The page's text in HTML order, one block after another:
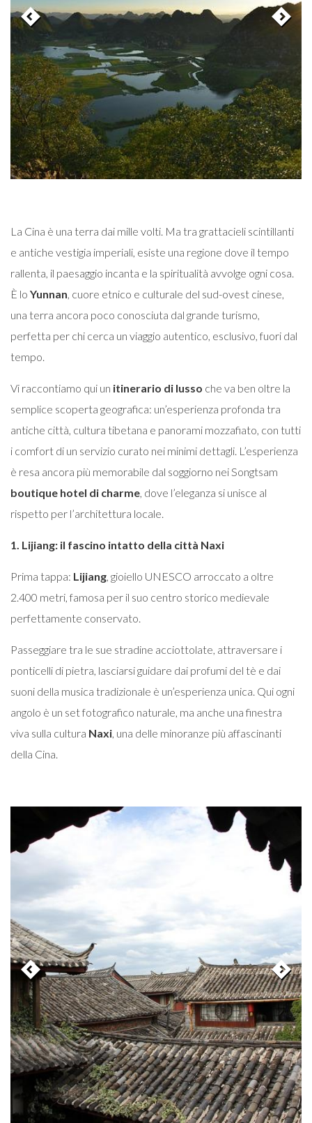
La Cina è una terra dai mille volti. Ma tra grattacieli scintillanti
e antiche vestigia imperiali, esiste una regione dove il tempo
rallenta, il paesaggio incanta e la spiritualità avvolge ogni cosa.
È lo Yunnan, cuore etnico e culturale del sud-ovest cinese,
una terra ancora poco conosciuta dal grande turismo,
perfetta per chi cerca un viaggio autentico, esclusivo, fuori dal
tempo.
Vi raccontiamo qui un itinerario di lusso che va ben oltre la
semplice scoperta geografica: un’esperienza profonda tra
antiche città, cultura tibetana e panorami mozzafiato, con tutti
i comfort di un servizio curato nei minimi dettagli. L’esperienza
è resa ancora più memorabile dal soggiorno nei Songtsam
boutique hotel di charme, dove l’eleganza si unisce al
rispetto per l’architettura locale.
1. Lijiang: il fascino intatto della città Naxi
Prima tappa: Lijiang, gioiello UNESCO arroccato a oltre
2.400 metri, famosa per il suo centro storico medievale
perfettamente conservato.
Passeggiare tra le sue stradine acciottolate, attraversare i
ponticelli di pietra, lasciarsi guidare dai profumi del tè e dai
suoni della musica tradizionale è un’esperienza unica. Qui ogni
angolo è un set fotografico naturale, ma anche una finestra
viva sulla cultura Naxi, una delle minoranze più affascinanti
della Cina.